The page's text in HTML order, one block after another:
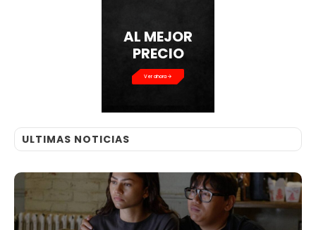
AL MEJOR
PRECIO
Ver ahora
ULTIMAS NOTICIAS